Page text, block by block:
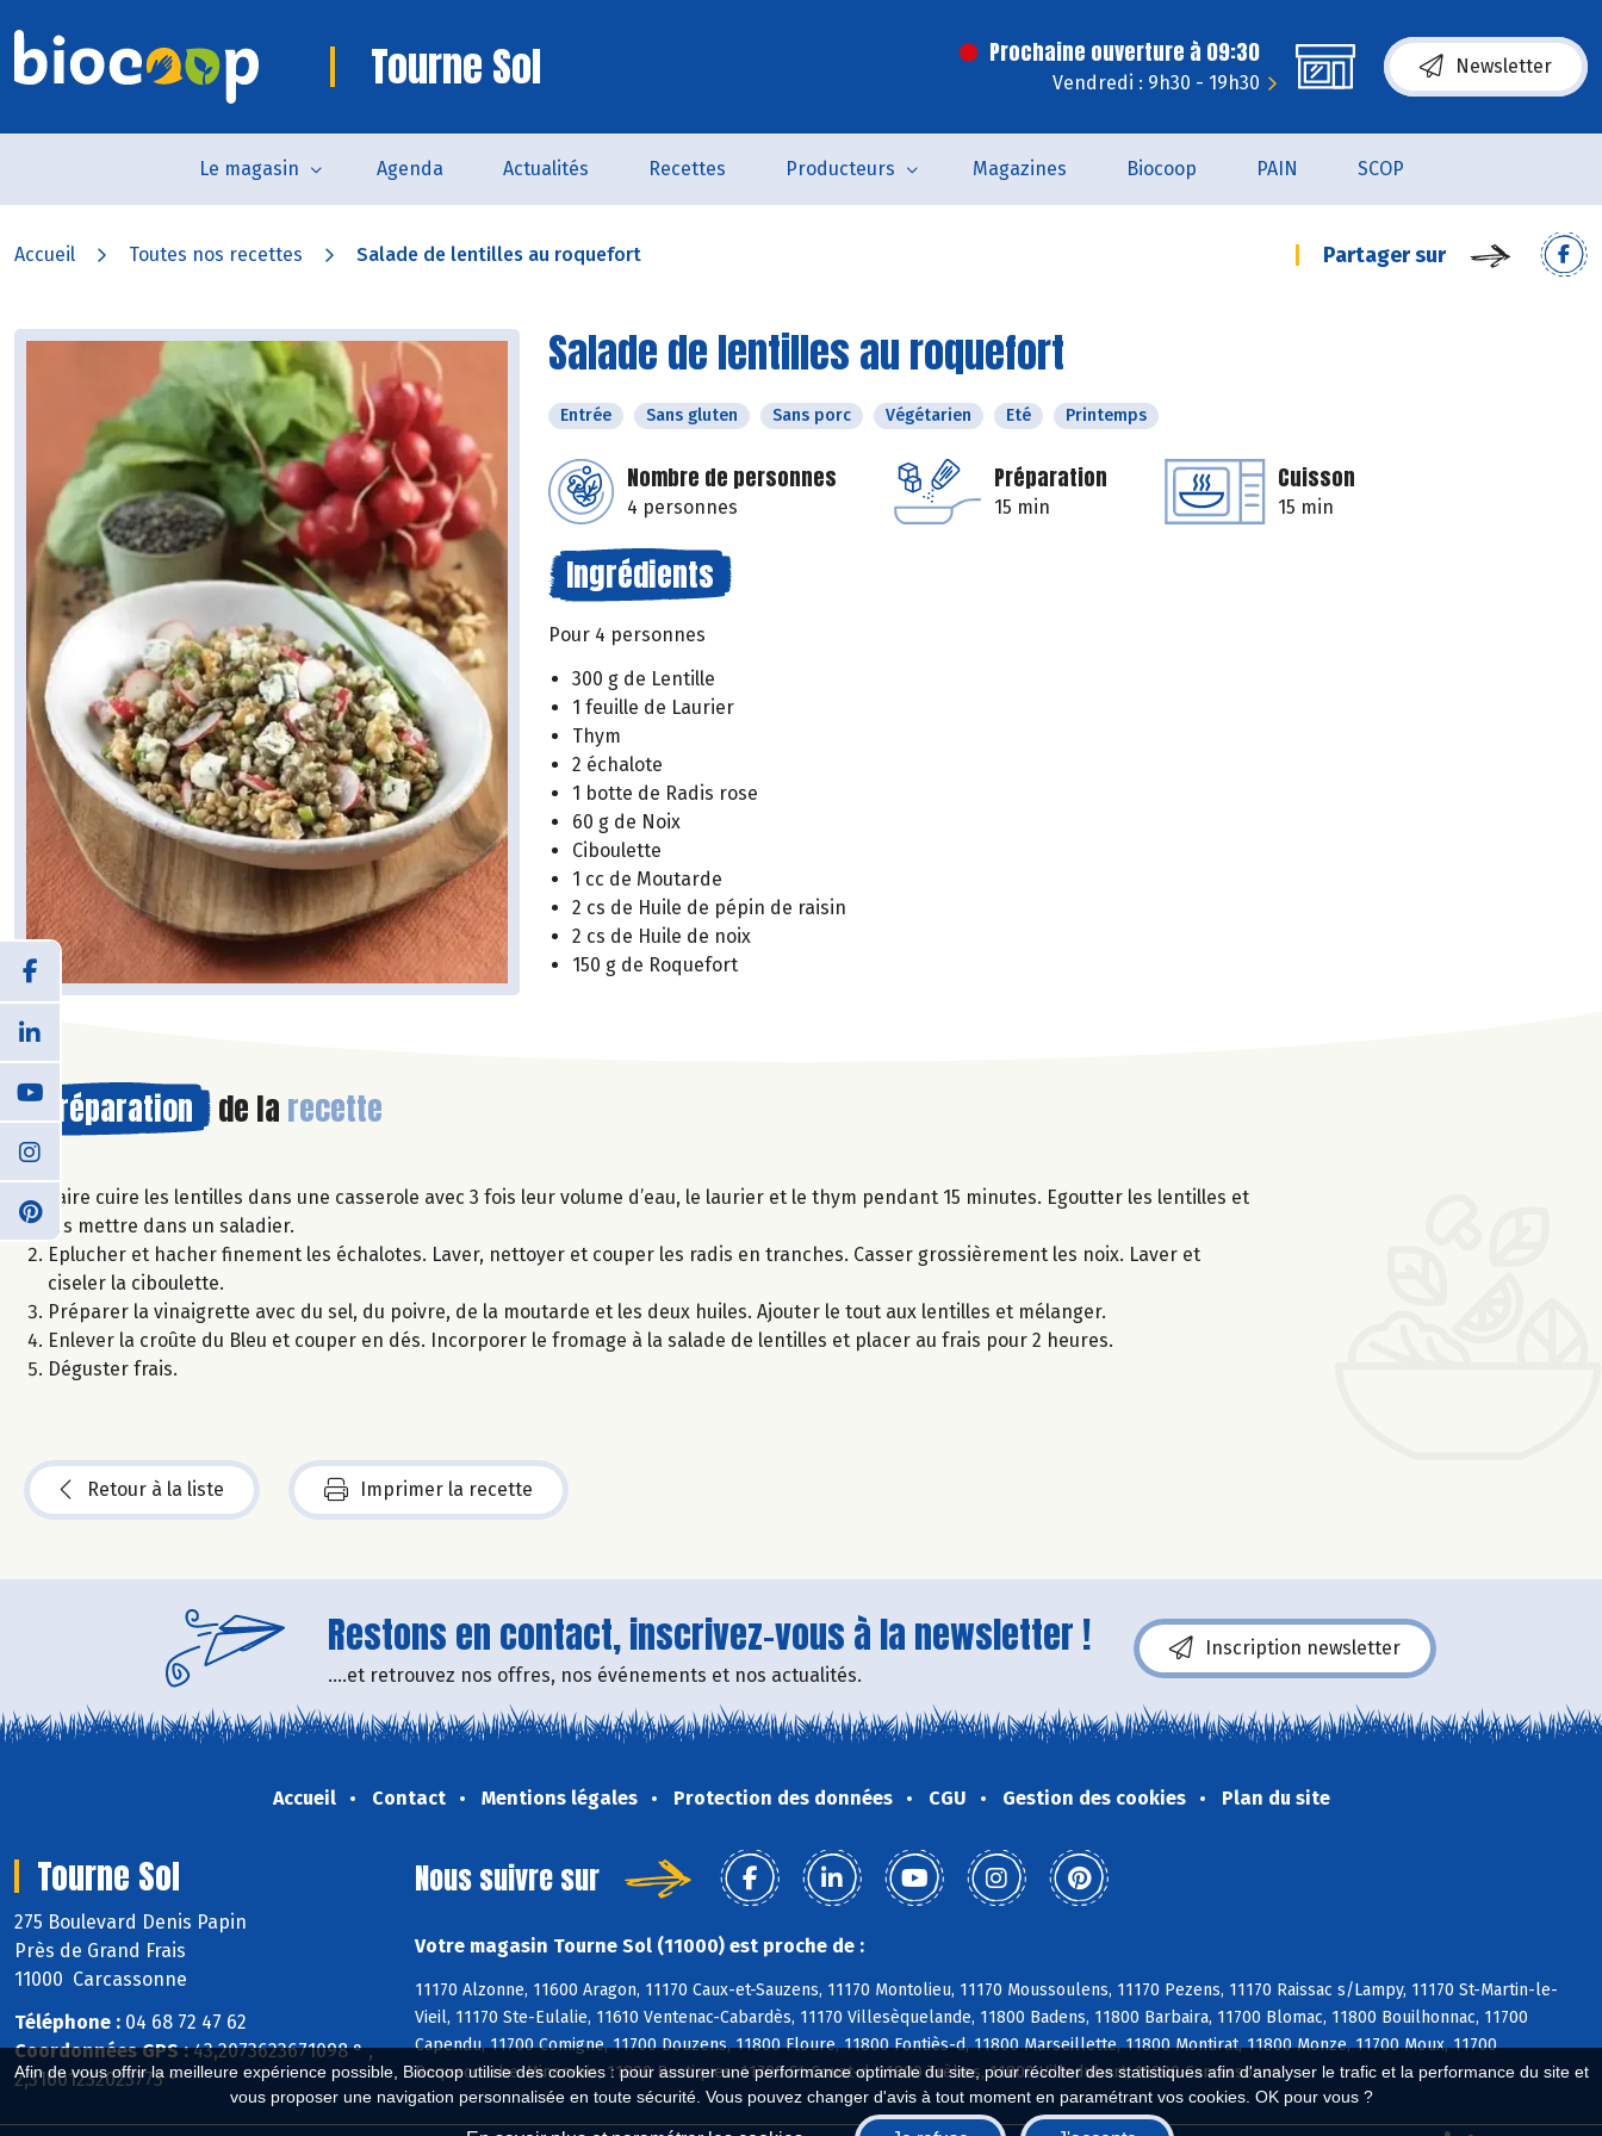
Afin de vous offrir la meilleure expérience possible, Biocoop utilise des cookies : pour assurer une performance optimale du site, pour récolter des statistiques afin d'analyser le trafic et la performance du site et
vous proposer une navigation personnalisée en toute sécurité. Vous pouvez changer d'avis à tout moment en paramétrant vos cookies. OK pour vous ?
Tourne Sol Prochaine ouverture à 09:30
Vendredi : 9h30 - 19h30
Newsletter
Le magasin Agenda Actualités Recettes Producteurs Magazines Biocoop PAIN SCOP
Accueil Toutes nos recettes Salade de lentilles au roquefort Partager sur
Salade de lentilles au roquefort
Entrée Sans gluten Sans porc Végétarien Eté Printemps
Nombre de personnes
4 personnes
Préparation
15 min
Cuisson
15 min
Ingrédients
Pour 4 personnes
300 g de Lentille
1 feuille de Laurier
Thym
2 échalote
1 botte de Radis rose
60 g de Noix
Ciboulette
1 cc de Moutarde
2 cs de Huile de pépin de raisin
2 cs de Huile de noix
150 g de Roquefort
Préparation de la recette
Faire cuire les lentilles dans une casserole avec 3 fois leur volume d’eau, le laurier et le thym pendant 15 minutes. Egoutter les lentilles et
les mettre dans un saladier.
Eplucher et hacher finement les échalotes. Laver, nettoyer et couper les radis en tranches. Casser grossièrement les noix. Laver et
ciseler la ciboulette.
Préparer la vinaigrette avec du sel, du poivre, de la moutarde et les deux huiles. Ajouter le tout aux lentilles et mélanger.
Enlever la croûte du Bleu et couper en dés. Incorporer le fromage à la salade de lentilles et placer au frais pour 2 heures.
Déguster frais.
Retour à la liste Imprimer la recette
Restons en contact, inscrivez-vous à la newsletter !
....et retrouvez nos offres, nos événements et nos actualités.
Inscription newsletter
Accueil Contact Mentions légales Protection des données CGU Gestion des cookies Plan du site
Tourne Sol
275 Boulevard Denis Papin
Près de Grand Frais
11000 Carcassonne
Téléphone : 04 68 72 47 62
Coordonnées GPS :43,2073623671098 ° ,
2,31601232023773 °
Nous suivre sur
Votre magasin Tourne Sol (11000) est proche de :
11170 Alzonne, 11600 Aragon, 11170 Caux-et-Sauzens, 11170 Montolieu, 11170 Moussoulens, 11170 Pezens, 11170 Raissac s/Lampy, 11170 St-Martin-le-
Vieil, 11170 Ste-Eulalie, 11610 Ventenac-Cabardès, 11170 Villesèquelande, 11800 Badens, 11800 Barbaira, 11700 Blomac, 11800 Bouilhonnac, 11700
Capendu, 11700 Comigne, 11700 Douzens, 11800 Floure, 11800 Fontiès-d, 11800 Marseillette, 11800 Montirat, 11800 Monze, 11700 Moux, 11700
Roquecourbe-Minervois, 11800 Rustiques, 11700 St-Couat-d, 11800 Trèbes, 11800 Villedubert, 11000 Carcassonne